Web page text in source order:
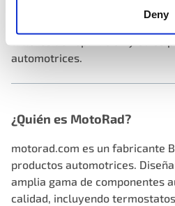
Deny
automóviles OEM y empresas
automotriz, como mayoristas,
automotrices.
¿Quién es MotoRad?
motorad.com es un fabricante
productos automotrices.
amplia gama de componentes
calidad, incluyendo